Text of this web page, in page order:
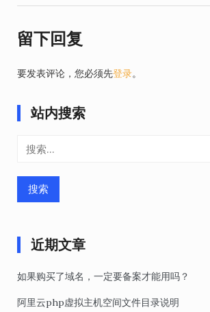
留下回复
要发表评论，您必须先登录。
站内搜索
近期文章
如果购买了域名，一定要备案才能用吗？
阿里云php虚拟主机空间文件目录说明